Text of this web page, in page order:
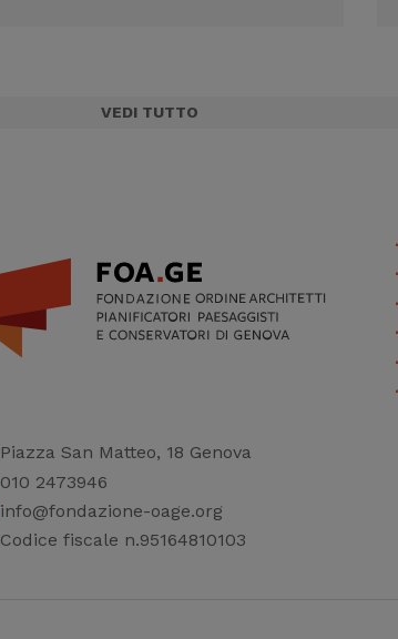
VEDI TUTTO
Piazza San Matteo, 18 Genova
010 2473946
info@fondazione-oage.org
Codice fiscale n.95164810103